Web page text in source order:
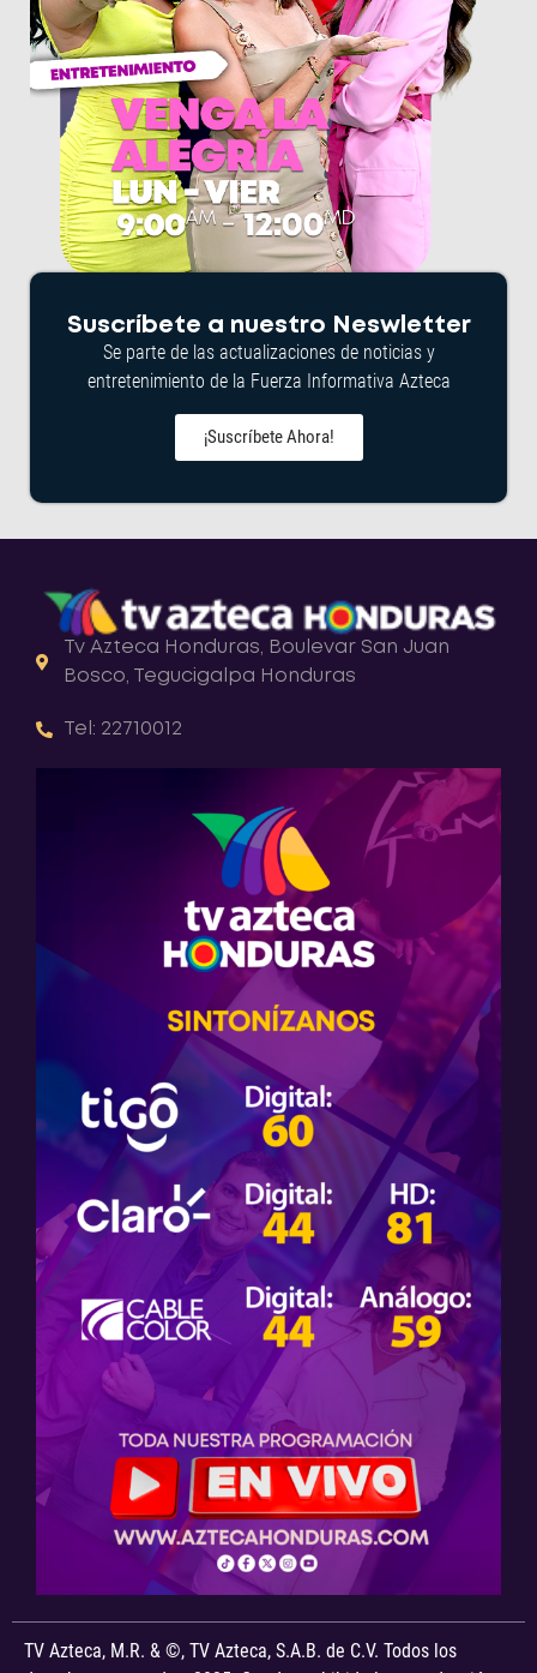
Suscríbete a nuestro Neswletter
Se parte de las actualizaciones de noticias y
entretenimiento de la Fuerza Informativa Azteca
¡Suscríbete Ahora!
Tv Azteca Honduras, Boulevar San Juan
Bosco, Tegucigalpa Honduras
Tel: 22710012
TV Azteca, M.R. & ©, TV Azteca, S.A.B. de C.V. Todos los